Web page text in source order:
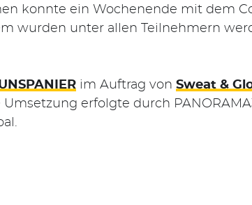
konnte ein Wochenende mit dem
wurden unter allen Teilnehmern
im Auftrag von Sweat &
erfolgte durch